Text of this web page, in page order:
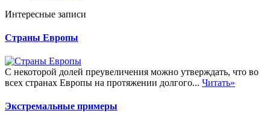
Интересные записи
Страны Европы
С некоторой долей преувеличения можно утверждать, что во
всех странах Европы на протяжении долгого... Читать»
Экстремальные примеры